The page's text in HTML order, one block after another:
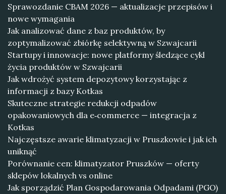
Sprawozdanie CBAM 2026 — aktualizacje przepisów i
nowe wymagania
Jak analizować dane z baz produktów, by
zoptymalizować zbiórkę selektywną w Szwajcarii
Startupy i innowacje: nowe platformy śledzące cykl
życia produktów w Szwajcarii
Jak wdrożyć system depozytowy korzystając z
informacji z bazy Kotkas
Skuteczne strategie redukcji odpadów
opakowaniowych dla e‑commerce — integracja z
Kotkas
Najczęstsze awarie klimatyzacji w Pruszkowie i jak ich
uniknąć
Porównanie cen: klimatyzator Pruszków — oferty
sklepów lokalnych vs online
Jak sporządzić Plan Gospodarowania Odpadami (PGO)